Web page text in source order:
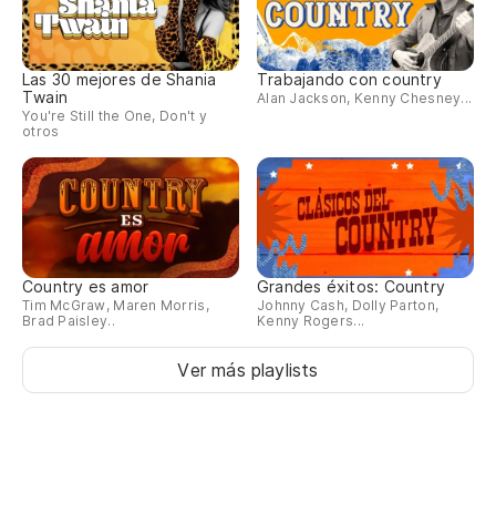
Las 30 mejores de Shania
Twain
You're Still the One, Don't y
otros
Trabajando con country
Alan Jackson, Kenny Chesney...
Country es amor
Tim McGraw, Maren Morris,
Brad Paisley..
Grandes éxitos: Country
Johnny Cash, Dolly Parton,
Kenny Rogers...
Ver más playlists